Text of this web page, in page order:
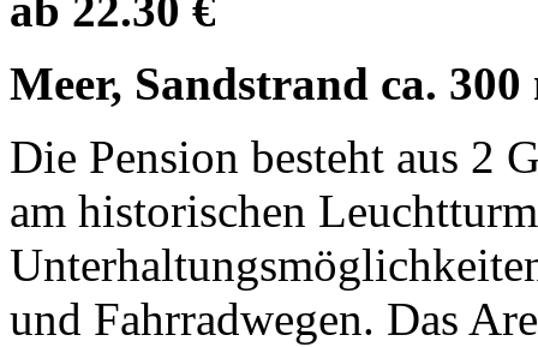
ab 22.30 €
Meer, Sandstrand ca. 300
Die Pension besteht aus 2
am historischen
und Fahrradwegen. Das